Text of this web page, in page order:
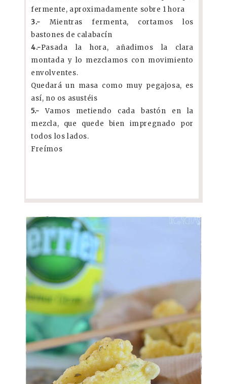
fermente, aproximadamente sobre 1 hora
3.- Mientras fermenta, cortamos los
bastones de calabacín
4.-Pasada la hora, añadimos la clara
montada y lo mezclamos con movimiento
envolventes.
Quedará un masa como muy pegajosa, es
así, no os asustéis
5.- Vamos metiendo cada bastón en la
mezcla, que quede bien impregnado por
todos los lados.
Freímos